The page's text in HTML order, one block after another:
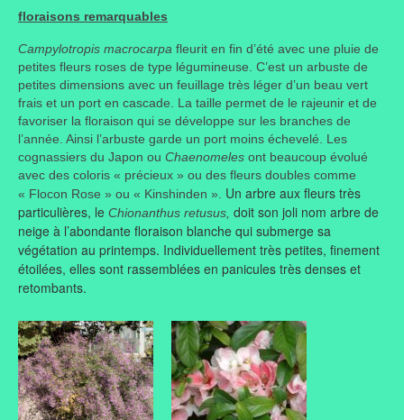
floraisons remarquables
Campylotropis macrocarpa fleurit en fin d’été avec une pluie de
petites fleurs roses de type légumineuse. C’est un arbuste de
petites dimensions avec un feuillage très léger d’un beau vert
frais et un port en cascade. La taille permet de le rajeunir et de
favoriser la floraison qui se développe sur les branches de
l’année. Ainsi l’arbuste garde un port moins échevelé. Les
cognassiers du Japon ou Chaenomeles ont beaucoup évolué
avec des coloris « précieux » ou des fleurs doubles comme
« Flocon Rose » ou « Kinshinden ». Un arbre aux fleurs très
particulières, le Chionanthus retusus, doit son joli nom arbre de
neige à l’abondante floraison blanche qui submerge sa
végétation au printemps. Individuellement très petites, finement
étoilées, elles sont rassemblées en panicules très denses et
retombants.